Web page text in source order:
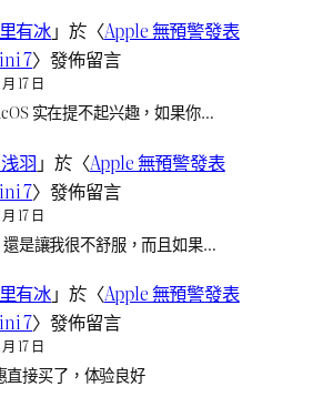
有冰」於〈Apple 無預警發表
7〉發佈留言
17 日
实在提不起兴趣，如果你…
羽 」於〈Apple 無預警發表
7〉發佈留言
17 日
還是讓我很不舒服，而且如果…
有冰」於〈Apple 無預警發表
7〉發佈留言
17 日
直接买了，体验良好